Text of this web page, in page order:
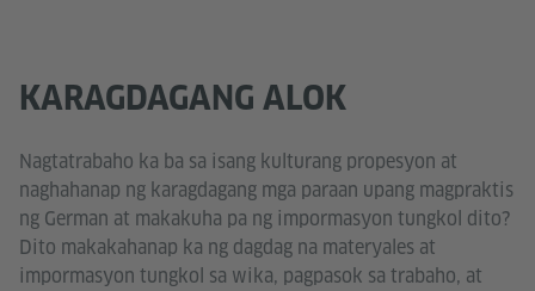
KARAGDAGANG ALOK
Nagtatrabaho ka ba sa isang kulturang propesyon at
naghahanap ng karagdagang mga paraan upang magpraktis
ng German at makakuha pa ng impormasyon tungkol dito?
Dito makakahanap ka ng dagdag na materyales at
impormasyon tungkol sa wika, pagpasok sa trabaho, at